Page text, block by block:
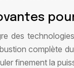
des
complète
finement la